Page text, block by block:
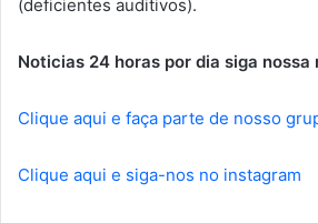
(deficientes auditivos).
Noticias 24 horas por dia siga nossa
Clique aqui e faça parte de nosso
Clique aqui e siga-nos no instagram